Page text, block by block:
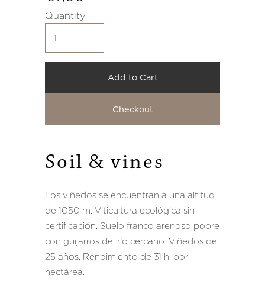
Quantity
Add to Cart
Checkout
Soil & vines
Soil & vines
Los viñedos se encuentran a una altitud
de 1050 m. Viticultura ecológica sin
certificación. Suelo franco arenoso pobre
con guijarros del río cercano. Viñedos de
25 años. Rendimiento de 31 hl por
hectárea.